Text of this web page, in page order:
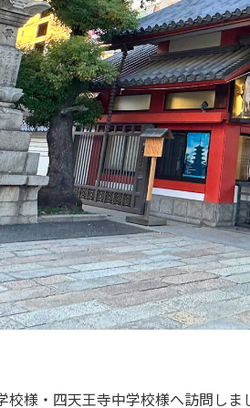
校様・四天王寺中学校様へ訪問しま